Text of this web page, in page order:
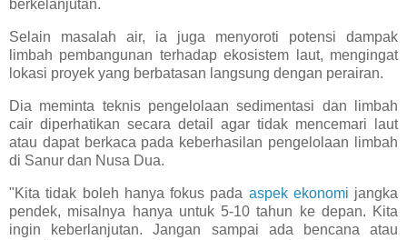
berkelanjutan.
Selain masalah air, ia juga menyoroti potensi dampak
limbah pembangunan terhadap ekosistem laut, mengingat
lokasi proyek yang berbatasan langsung dengan perairan.
Dia meminta teknis pengelolaan sedimentasi dan limbah
cair diperhatikan secara detail agar tidak mencemari laut
atau dapat berkaca pada keberhasilan pengelolaan limbah
di Sanur dan Nusa Dua.
"Kita tidak boleh hanya fokus pada aspek ekonomi jangka
pendek, misalnya hanya untuk 5-10 tahun ke depan. Kita
ingin keberlanjutan. Jangan sampai ada bencana atau